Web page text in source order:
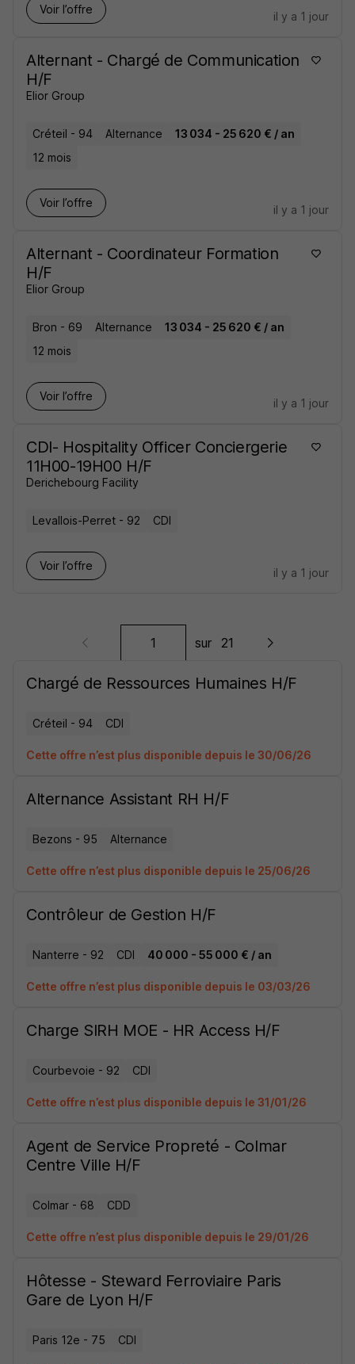
Voir l’offre
il y a 1 jour
Alternant - Chargé de Communication
H/F
Elior Group
Créteil - 94 Alternance
13 034 - 25 620 € / an
12 mois
Voir l’offre
il y a 1 jour
Alternant - Coordinateur Formation
H/F
Elior Group
Bron - 69 Alternance
13 034 - 25 620 € / an
12 mois
Voir l’offre
il y a 1 jour
CDI- Hospitality Officer Conciergerie
11H00-19H00 H/F
Derichebourg Facility
Levallois-Perret - 92 CDI
Voir l’offre
il y a 1 jour
sur 21
Chargé de Ressources Humaines H/F
Créteil - 94 CDI
Cette offre n’est plus disponible depuis le 30/06/26
Alternance Assistant RH H/F
Bezons - 95 Alternance
Cette offre n’est plus disponible depuis le 25/06/26
Contrôleur de Gestion H/F
Nanterre - 92 CDI 40 000 - 55 000 € / an
Cette offre n’est plus disponible depuis le 03/03/26
Charge SIRH MOE - HR Access H/F
Courbevoie - 92 CDI
Cette offre n’est plus disponible depuis le 31/01/26
Agent de Service Propreté - Colmar
Centre Ville H/F
Colmar - 68 CDD
Cette offre n’est plus disponible depuis le 29/01/26
Hôtesse - Steward Ferroviaire Paris
Gare de Lyon H/F
Paris 12e - 75 CDI